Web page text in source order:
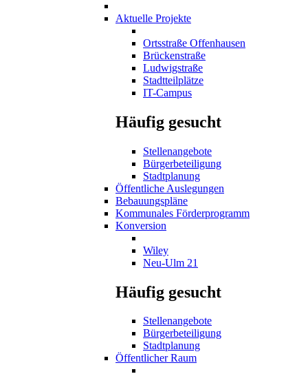
Aktuelle Projekte
Ortsstraße Offenhausen
Brückenstraße
Ludwigstraße
Stadtteilplätze
IT-Campus
Häufig gesucht
Stellenangebote
Bürgerbeteiligung
Stadtplanung
Öffentliche Auslegungen
Bebauungspläne
Kommunales Förderprogramm
Konversion
Wiley
Neu-Ulm 21
Häufig gesucht
Stellenangebote
Bürgerbeteiligung
Stadtplanung
Öffentlicher Raum